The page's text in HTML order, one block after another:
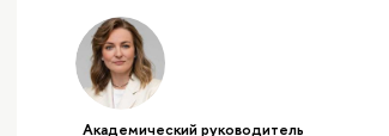
Академический руководитель